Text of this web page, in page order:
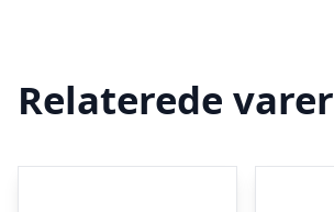
Relaterede varer